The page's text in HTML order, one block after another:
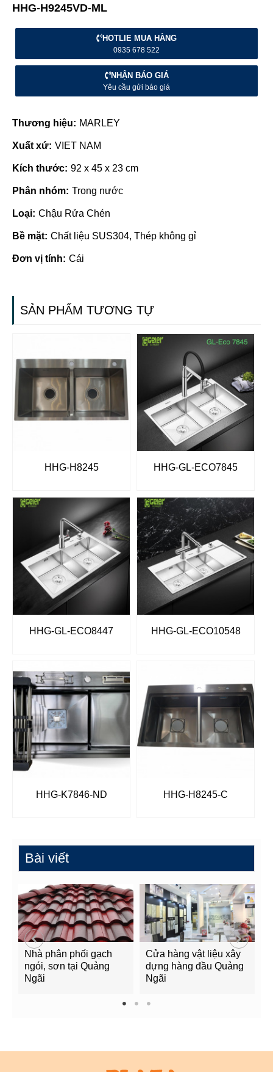
HHG-H9245VD-ML
HOTLIE MUA HÀNG
0935 678 522
NHẬN BÁO GIÁ
Yêu cầu gửi báo giá
Thương hiệu: MARLEY
Xuất xứ: VIET NAM
Kích thước: 92 x 45 x 23 cm
Phân nhóm: Trong nước
Loại: Chậu Rửa Chén
Bề mặt: Chất liệu SUS304, Thép không gỉ
Đơn vị tính: Cái
SẢN PHẨM TƯƠNG TỰ
HHG-H8245 HHG-GL-ECO7845
HHG-GL-ECO8447 HHG-GL-ECO10548
HHG-K7846-ND HHG-H8245-C
Bài viết
Nhà phân phối gạch
ngói, sơn tại Quảng
Ngãi
Cửa hàng vật liệu xây
dựng hàng đầu Quảng
Ngãi
1 2 3